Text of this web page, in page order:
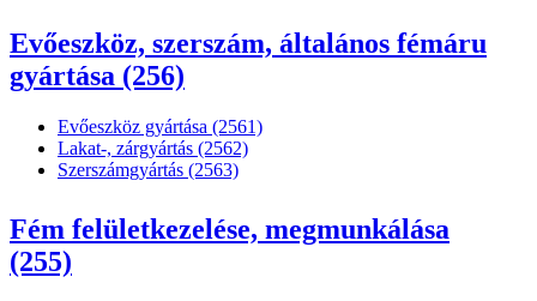
Evőeszköz, szerszám, általános fémáru
gyártása (256)
Evőeszköz gyártása (2561)
Lakat-, zárgyártás (2562)
Szerszámgyártás (2563)
Fém felületkezelése, megmunkálása
(255)